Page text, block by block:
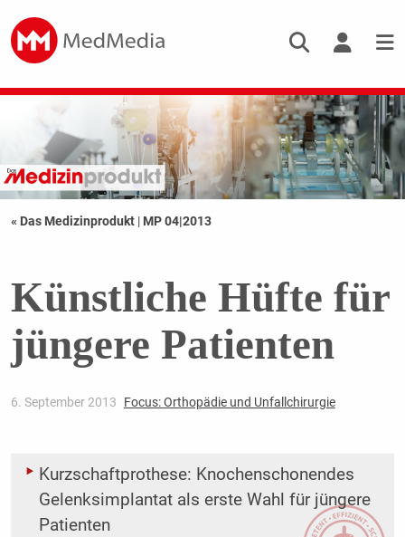
« Das Medizinprodukt | MP 04|2013
Künstliche Hüfte für
jüngere Patienten
6. September 2013 Focus: Orthopädie und Unfallchirurgie
Kurzschaftprothese: Knochenschonendes
Gelenksimplantat als erste Wahl für jüngere
Patienten